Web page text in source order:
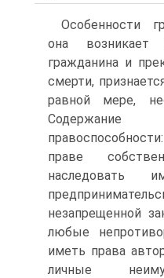
Особенности
она
гражданина и
смерти,
равной мере,
праве
наследовать
незапрещенной
любые
иметь права
личные